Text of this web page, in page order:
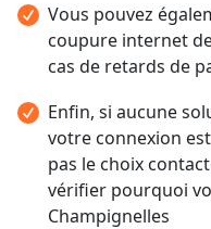
Vous pouvez
coupure internet
cas de retards de
Enfin, si aucune
votre connexion
pas le choix
vérifier pourquoi
Champignelles